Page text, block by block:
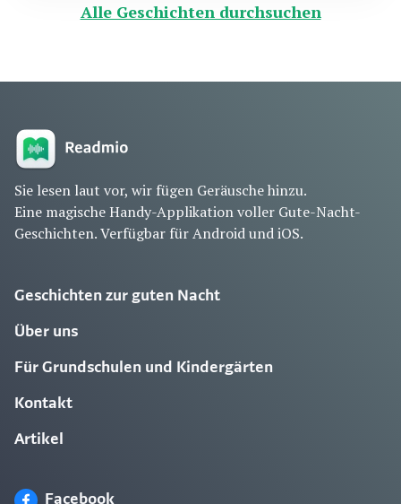
Alle Geschichten durchsuchen
Sie lesen laut vor, wir fügen Geräusche hinzu.
Eine magische Handy-Applikation voller Gute-Nacht-
Geschichten. Verfügbar für Android und iOS.
Geschichten zur guten Nacht
Über uns
Für Grundschulen und Kindergärten
Kontakt
Artikel
Facebook